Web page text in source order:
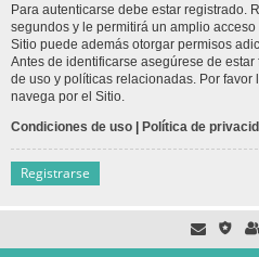
Para autenticarse debe estar registrado.
segundos y le permitirá un amplio
Sitio puede además otorgar permisos
Antes de identificarse asegúrese de
de uso y políticas relacionadas. Por
navega por el Sitio.
Condiciones de uso | Política de
Registrarse